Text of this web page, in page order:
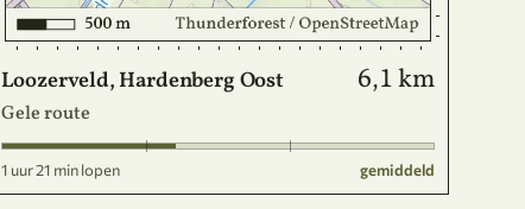
Loozerveld, Hardenberg Oost 6,1 km
Gele route
1 uur 21 min lopen gemiddeld